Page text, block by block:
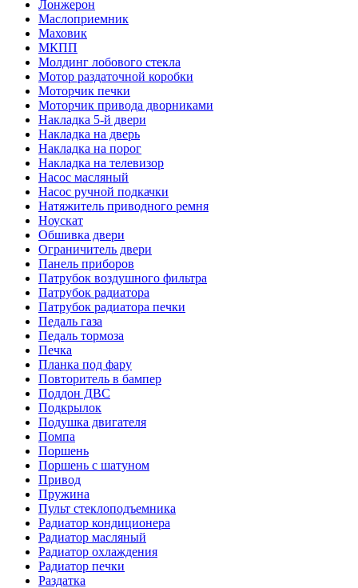
Лонжерон
Маслоприемник
Маховик
МКПП
Молдинг лобового стекла
Мотор раздаточной коробки
Моторчик печки
Моторчик привода дворниками
Накладка 5-й двери
Накладка на дверь
Накладка на порог
Накладка на телевизор
Насос масляный
Насос ручной подкачки
Натяжитель приводного ремня
Ноускат
Обшивка двери
Ограничитель двери
Панель приборов
Патрубок воздушного фильтра
Патрубок радиатора
Патрубок радиатора печки
Педаль газа
Педаль тормоза
Печка
Планка под фару
Повторитель в бампер
Поддон ДВС
Подкрылок
Подушка двигателя
Помпа
Поршень
Поршень с шатуном
Привод
Пружина
Пульт стеклоподъемника
Радиатор кондиционера
Радиатор масляный
Радиатор охлаждения
Радиатор печки
Раздатка